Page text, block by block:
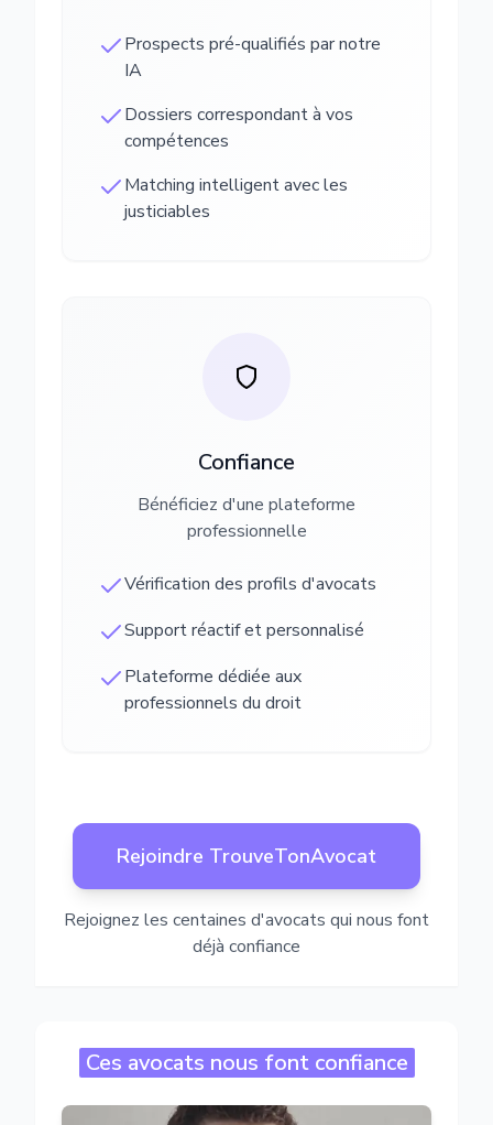
Prospects pré-qualifiés par notre
IA
Dossiers correspondant à vos
compétences
Matching intelligent avec les
justiciables
Confiance
Bénéficiez d'une plateforme
professionnelle
Vérification des profils d'avocats
Support réactif et personnalisé
Plateforme dédiée aux
professionnels du droit
Rejoindre TrouveTonAvocat
Rejoignez les centaines d'avocats qui nous font
déjà confiance
Ces avocats nous font confiance